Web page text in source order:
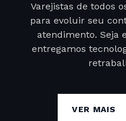
Varejistas de todos
para evoluir seu
atendimento. Seja
entregamos
acompanhar a
VER MAIS